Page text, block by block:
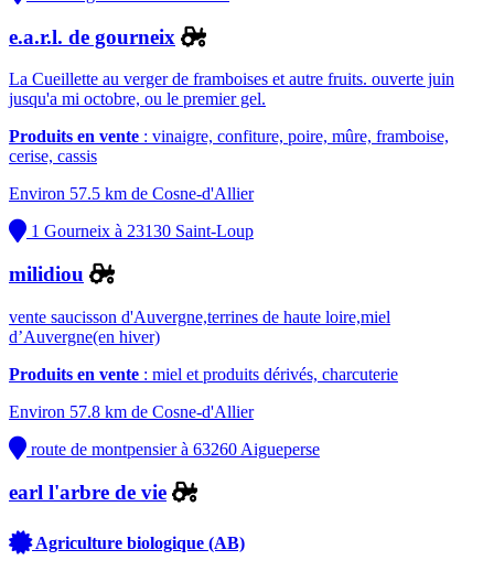
e.a.r.l. de gourneix
La Cueillette au verger de framboises et autre fruits. ouverte juin
jusqu'a mi octobre, ou le premier gel.
Produits en vente : vinaigre, confiture, poire, mûre, framboise,
cerise, cassis
Environ 57.5 km de Cosne-d'Allier
1 Gourneix à 23130 Saint-Loup
milidiou
vente saucisson d'Auvergne,terrines de haute loire,miel
d’Auvergne(en hiver)
Produits en vente : miel et produits dérivés, charcuterie
Environ 57.8 km de Cosne-d'Allier
route de montpensier à 63260 Aigueperse
earl l'arbre de vie
Agriculture biologique (AB)